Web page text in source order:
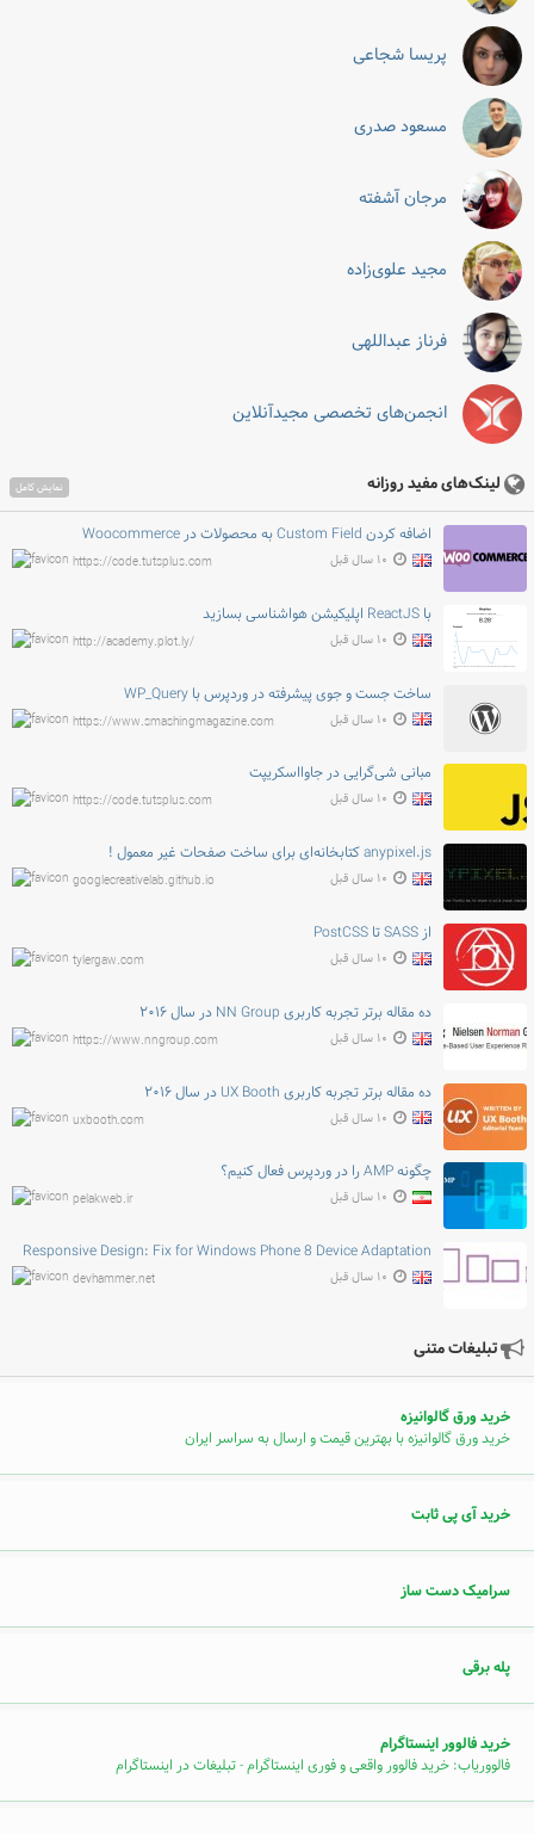
پریسا شجاعی
مسعود صدری
مرجان آشفته
مجید علوی‌زاده
فرناز عبداللهی
انجمن‌های تخصصی مجیدآنلاین
لینک‌های مفید روزانه نمایش کامل
اضافه کردن Custom Field به محصولات در Woocommerce
https://code.tutsplus.com ۱۰ سال قبل
با ReactJS اپلیکیشن هواشناسی بسازید
http://academy.plot.ly/ ۱۰ سال قبل
ساخت جست و جوی پیشرفته در وردپرس با WP_Query
https://www.smashingmagazine.com ۱۰ سال قبل
مبانی شی‌گرایی در جاوااسکریپت
https://code.tutsplus.com ۱۰ سال قبل
anypixel.js کتابخانه‌ای برای ساخت صفحات غیر معمول !
googlecreativelab.github.io ۱۰ سال قبل
از SASS تا PostCSS
tylergaw.com ۱۰ سال قبل
ده مقاله برتر تجربه کاربری NN Group در سال ۲۰۱۶
https://www.nngroup.com ۱۰ سال قبل
ده مقاله برتر تجربه کاربری UX Booth در سال ۲۰۱۶
uxbooth.com ۱۰ سال قبل
چگونه AMP را در وردپرس فعال کنیم؟
pelakweb.ir ۱۰ سال قبل
Responsive Design: Fix for Windows Phone 8 Device Adaptation
devhammer.net ۱۰ سال قبل
تبلیغات متنی
خرید ورق گالوانیزه
خرید ورق گالوانیزه با بهترین قیمت و ارسال به سراسر ایران
خرید آی پی ثابت
سرامیک دست ساز
پله برقی
خرید فالوور اینستاگرام
فالووریاب: خرید فالوور واقعی و فوری اینستاگرام - تبلیغات در اینستاگرام